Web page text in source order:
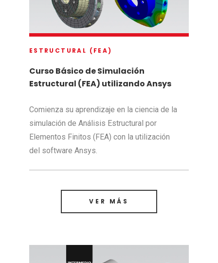
ESTRUCTURAL (FEA)
Curso Básico de Simulación
Estructural (FEA) utilizando Ansys
Comienza su aprendizaje en la ciencia de la
simulación de Análisis Estructural por
Elementos Finitos (FEA) con la utilización
del software Ansys.
VER MÁS